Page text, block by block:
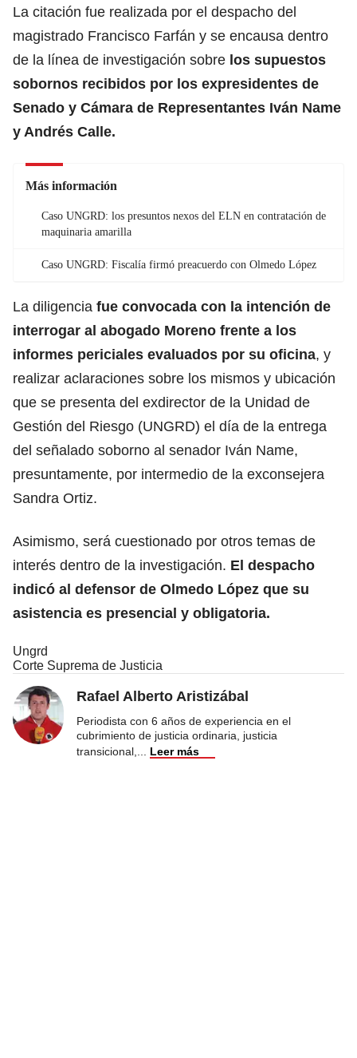
La citación fue realizada por el despacho del
magistrado Francisco Farfán y se encausa dentro
de la línea de investigación sobre los supuestos
sobornos recibidos por los expresidentes de
Senado y Cámara de Representantes Iván Name
y Andrés Calle.
Más información
Caso UNGRD: los presuntos nexos del ELN en contratación de
maquinaria amarilla
Caso UNGRD: Fiscalía firmó preacuerdo con Olmedo López
La diligencia fue convocada con la intención de
interrogar al abogado Moreno frente a los
informes periciales evaluados por su oficina, y
realizar aclaraciones sobre los mismos y ubicación
que se presenta del exdirector de la Unidad de
Gestión del Riesgo (UNGRD) el día de la entrega
del señalado soborno al senador Iván Name,
presuntamente, por intermedio de la exconsejera
Sandra Ortiz.
Asimismo, será cuestionado por otros temas de
interés dentro de la investigación. El despacho
indicó al defensor de Olmedo López que su
asistencia es presencial y obligatoria.
Ungrd
Corte Suprema de Justicia
Rafael Alberto Aristizábal
Periodista con 6 años de experiencia en el
cubrimiento de justicia ordinaria, justicia
transicional,
Leer más